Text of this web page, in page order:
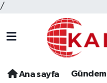
/
Ana sayfa Gündem